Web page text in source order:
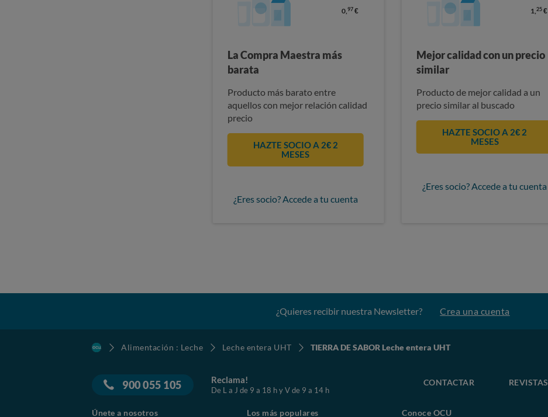
0,97€
La Compra Maestra más
barata
Producto más barato entre
aquellos con mejor relación calidad
precio
HAZTE SOCIO A 2€ 2
MESES
¿Eres socio? Accede a tu cuenta
1,25€
Mejor calidad con un precio
similar
Producto de mejor calidad a un
precio similar al buscado
HAZTE SOCIO A 2€ 2
MESES
¿Eres socio? Accede a tu cuenta
¿Quieres recibir nuestra Newsletter? Crea una cuenta
Alimentación : Leche Leche entera UHT TIERRA DE SABOR Leche entera UHT
900 055 105 Reclama!
De L a J de 9 a 18 h y V de 9 a 14 h
CONTACTAR REVISTAS
Únete a nosotros Los más populares Conoce OCU